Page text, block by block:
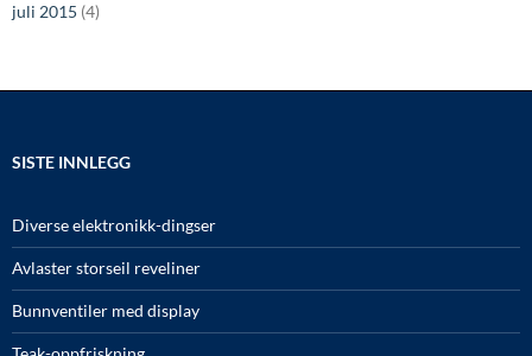
juli 2015 (4)
SISTE INNLEGG
Diverse elektronikk-dingser
Avlaster storseil reveliner
Bunnventiler med display